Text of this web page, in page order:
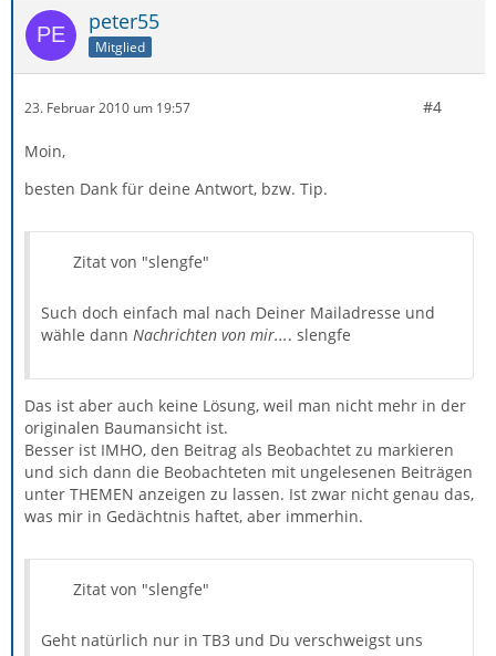
peter55
Mitglied
23. Februar 2010 um 19:57 #4
Moin,
besten Dank für deine Antwort, bzw. Tip.
Zitat von "slengfe"
Such doch einfach mal nach Deiner Mailadresse und
wähle dann Nachrichten von mir.... slengfe
Das ist aber auch keine Lösung, weil man nicht mehr in der
originalen Baumansicht ist.
Besser ist IMHO, den Beitrag als Beobachtet zu markieren
und sich dann die Beobachteten mit ungelesenen Beiträgen
unter THEMEN anzeigen zu lassen. Ist zwar nicht genau das,
was mir in Gedächtnis haftet, aber immerhin.
Zitat von "slengfe"
Geht natürlich nur in TB3 und Du verschweigst uns